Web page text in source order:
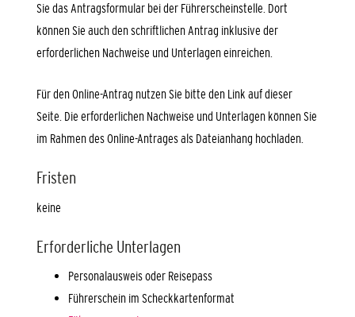
Sie das Antragsformular bei der Führerscheinstelle. Dort
können Sie auch den schriftlichen Antrag inklusive der
erforderlichen Nachweise und Unterlagen einreichen.
Für den Online-Antrag nutzen Sie bitte den Link auf dieser
Seite. Die erforderlichen Nachweise und Unterlagen können Sie
im Rahmen des Online-Antrages als Dateianhang hochladen.
Fristen
keine
Erforderliche Unterlagen
Personalausweis oder Reisepass
Führerschein im Scheckkartenformat